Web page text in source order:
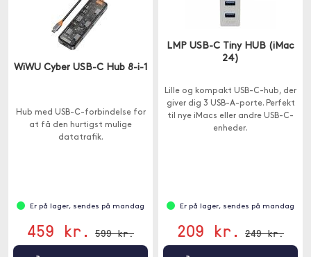
WiWU Cyber USB-C Hub 8-i-1
Hub med USB-C-forbindelse for
at få den hurtigst mulige
datatrafik.
Er på lager, sendes på mandag
459 kr. 599 kr.
LMP USB-C Tiny HUB (iMac
24)
Lille og kompakt USB-C-hub, der
giver dig 3 USB-A-porte. Perfekt
til nye iMacs eller andre USB-C-
enheder.
Er på lager, sendes på mandag
209 kr. 249 kr.